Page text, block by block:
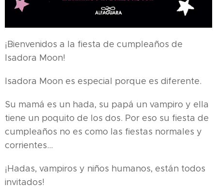
¡Bienvenidos a la fiesta de cumpleaños de
Isadora Moon!
Isadora Moon es especial porque es diferente.
Su mamá es un hada, su papá un vampiro y ella
tiene un poquito de los dos. Por eso su fiesta de
cumpleaños no es como las fiestas normales y
corrientes...
¡Hadas, vampiros y niños humanos, están todos
invitados!